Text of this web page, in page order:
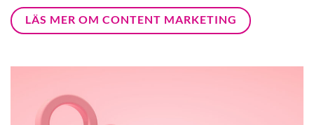
LÄS MER OM CONTENT MARKETING